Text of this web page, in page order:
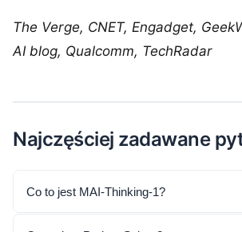
The Verge, CNET, Engadget,
AI blog, Qualcomm, TechRadar
Najczęściej zadawane
Co to jest MAI-Thinking-1?